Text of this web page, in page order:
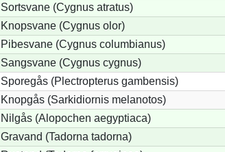
Sortsvane (Cygnus atratus)
Knopsvane (Cygnus olor)
Pibesvane (Cygnus columbianus)
Sangsvane (Cygnus cygnus)
Sporegås (Plectropterus gambensis)
Knopgås (Sarkidiornis melanotos)
Nilgås (Alopochen aegyptiaca)
Gravand (Tadorna tadorna)